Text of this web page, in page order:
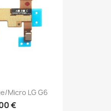
micro LG G6
€